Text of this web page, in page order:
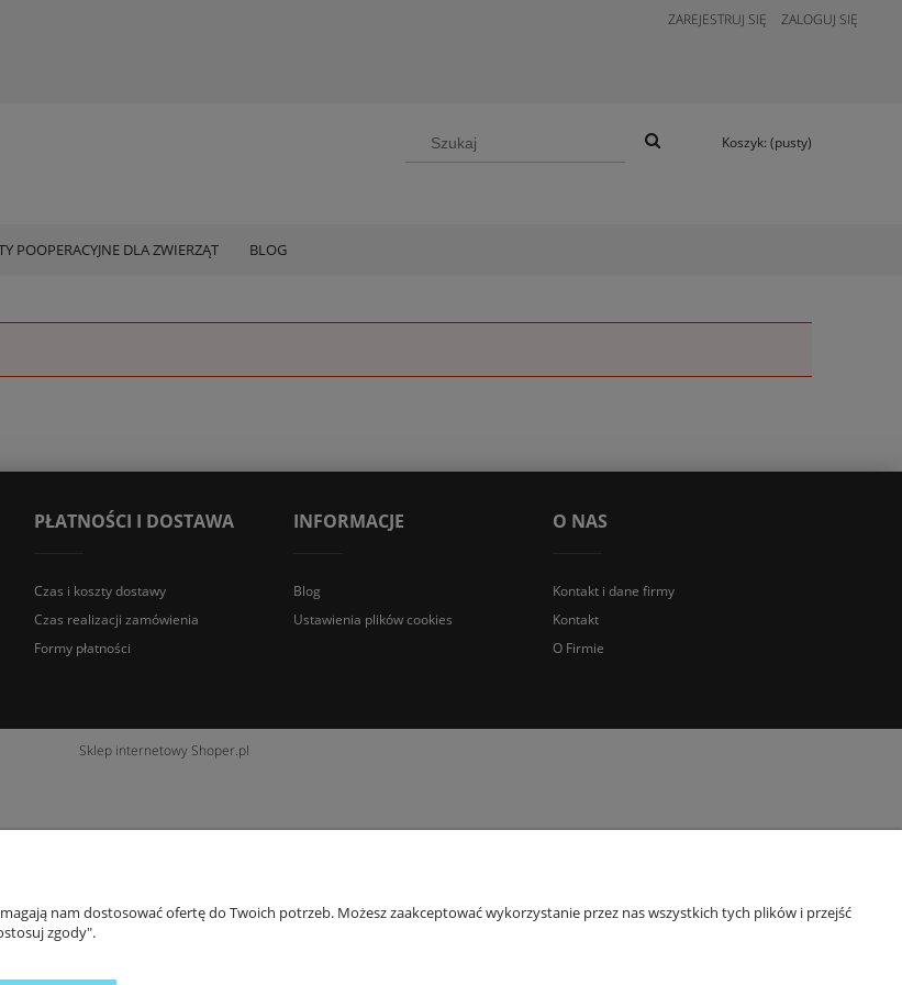
ZAREJESTRUJ SIĘ ZALOGUJ SIĘ
Koszyk: (pusty)
POOPERACYJNE DLA ZWIERZĄT BLOG
PŁATNOŚCI I DOSTAWA
Czas i koszty dostawy
Czas realizacji zamówienia
Formy płatności
INFORMACJE
Blog
Ustawienia plików cookies
O NAS
Kontakt i dane firmy
Kontakt
O Firmie
Sklep internetowy Shoper.pl
nam dostosować ofertę do Twoich potrzeb. Możesz zaakceptować wykorzystanie przez nas wszystkich tych plików i przejść
zgody".